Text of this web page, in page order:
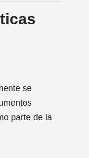
se
parte de la